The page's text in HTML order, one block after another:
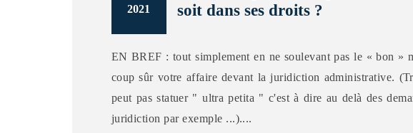
2021
soit dans ses droits ?
EN BREF : tout simplement en ne soulevant pas le « bon »
coup sûr votre affaire devant la juridiction administrative.
peut pas statuer " ultra petita " c'est à dire au delà des
juridiction par exemple ...)....